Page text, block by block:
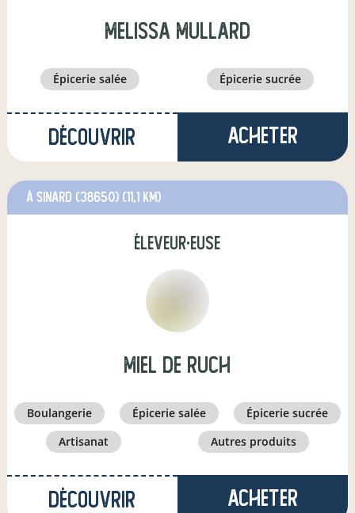
melissa mullard
épicerie salée épicerie sucrée
Découvrir Acheter
à Sinard (38650) (11,1 km)
éleveur·euse
Miel de Ruch
boulangerie épicerie salée
épicerie sucrée
artisanat
autres produits
Découvrir Acheter